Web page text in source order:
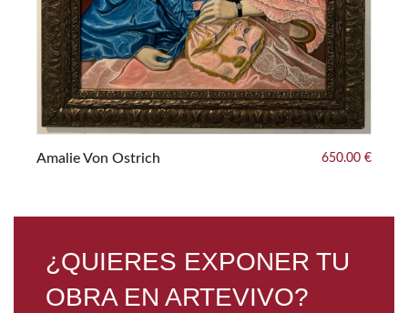
Amalie Von Ostrich 650.00 €
¿QUIERES EXPONER TU
OBRA EN ARTEVIVO?